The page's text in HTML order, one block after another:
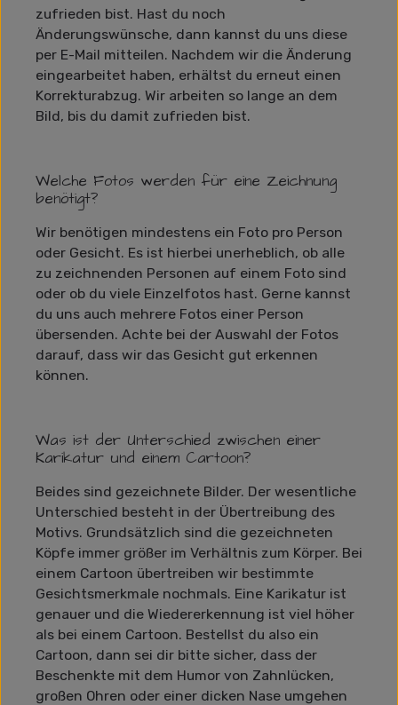
zufrieden bist. Hast du noch
Änderungswünsche, dann kannst du uns diese
per E-Mail mitteilen. Nachdem wir die Änderung
eingearbeitet haben, erhältst du erneut einen
Korrekturabzug. Wir arbeiten so lange an dem
Bild, bis du damit zufrieden bist.
Welche Fotos werden für eine Zeichnung
benötigt?
Wir benötigen mindestens ein Foto pro Person
oder Gesicht. Es ist hierbei unerheblich, ob alle
zu zeichnenden Personen auf einem Foto sind
oder ob du viele Einzelfotos hast. Gerne kannst
du uns auch mehrere Fotos einer Person
übersenden. Achte bei der Auswahl der Fotos
darauf, dass wir das Gesicht gut erkennen
können.
Was ist der Unterschied zwischen einer
Karikatur und einem Cartoon?
Beides sind gezeichnete Bilder. Der wesentliche
Unterschied besteht in der Übertreibung des
Motivs. Grundsätzlich sind die gezeichneten
Köpfe immer größer im Verhältnis zum Körper. Bei
einem Cartoon übertreiben wir bestimmte
Gesichtsmerkmale nochmals. Eine Karikatur ist
genauer und die Wiedererkennung ist viel höher
als bei einem Cartoon. Bestellst du also ein
Cartoon, dann sei dir bitte sicher, dass der
Beschenkte mit dem Humor von Zahnlücken,
großen Ohren oder einer dicken Nase umgehen